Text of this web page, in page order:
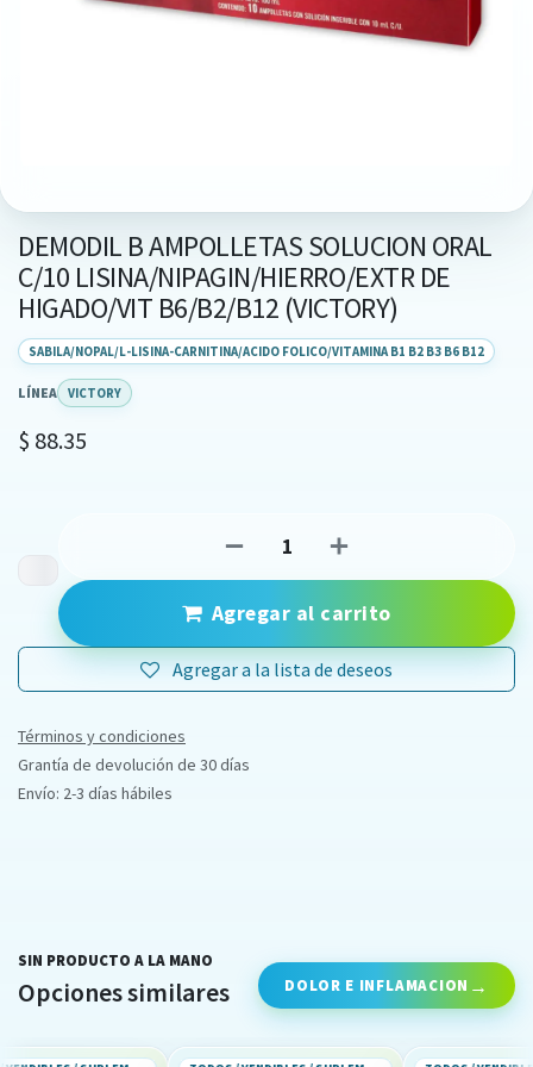
DEMODIL B AMPOLLETAS SOLUCION ORAL
C/10 LISINA/NIPAGIN/HIERRO/EXTR DE
HIGADO/VIT B6/B2/B12 (VICTORY)
SABILA/NOPAL/L-LISINA-CARNITINA/ACIDO FOLICO/VITAMINA B1 B2 B3 B6 B12
LÍNEA VICTORY
$ 88.35
Agregar al carrito
Agregar a la lista de deseos
Términos y condiciones
Grantía de devolución de 30 días
Envío: 2-3 días hábiles
SIN PRODUCTO A LA MANO
Opciones similares DOLOR E INFLAMACION